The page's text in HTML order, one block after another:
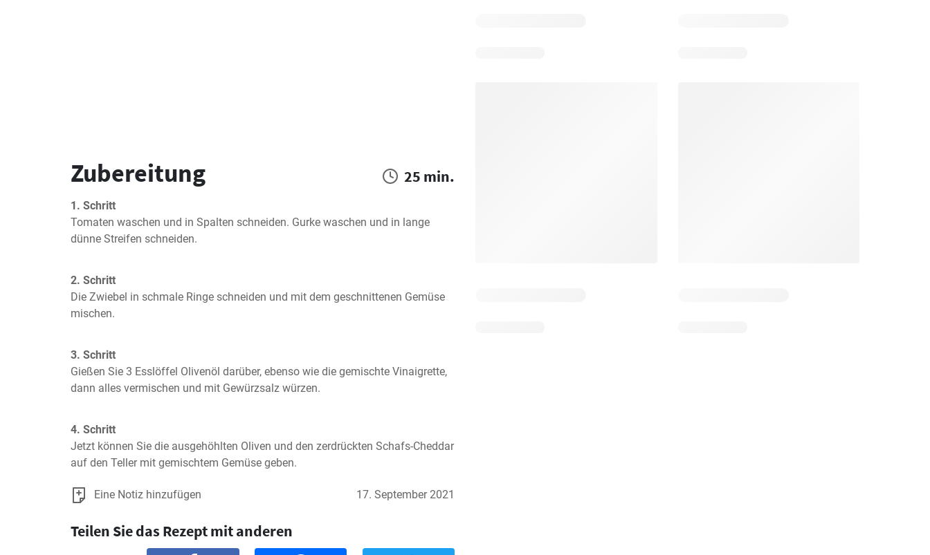
Zubereitung 25 min.
1. Schritt
Tomaten waschen und in Spalten schneiden. Gurke waschen und in lange
dünne Streifen schneiden.
2. Schritt
Die Zwiebel in schmale Ringe schneiden und mit dem geschnittenen Gemüse
mischen.
3. Schritt
Gießen Sie 3 Esslöffel Olivenöl darüber, ebenso wie die gemischte Vinaigrette,
dann alles vermischen und mit Gewürzsalz würzen.
4. Schritt
Jetzt können Sie die ausgehöhlten Oliven und den zerdrückten Schafs-Cheddar
auf den Teller mit gemischtem Gemüse geben.
Eine Notiz hinzufügen 17. September 2021
Teilen Sie das Rezept mit anderen